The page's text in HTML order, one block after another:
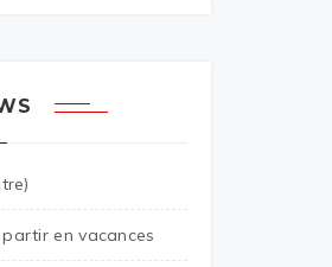
en vacances